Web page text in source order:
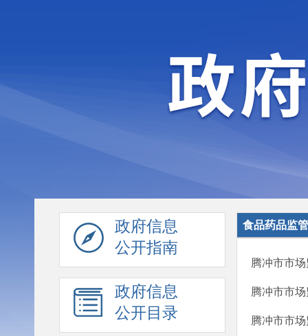
政府信息
公开指南
政府信息
公开目录
食品药品监管
腾冲市市
腾冲市市
腾冲市市